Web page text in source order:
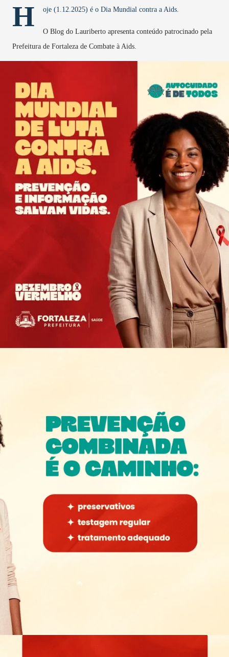
H oje (1.12.2025) é o Dia Mundial contra a Aids.
O Blog do Lauriberto apresenta conteúdo patrocinado pela
Prefeitura de Fortaleza de Combate à Aids.